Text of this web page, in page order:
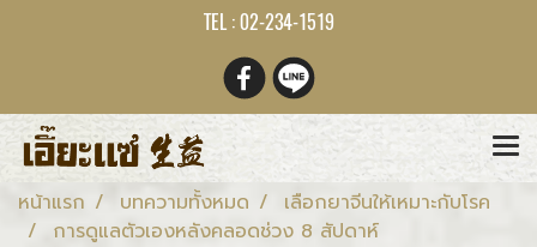
TEL : 02-234-1519
หน้าแรก บทความทั้งหมด
เลือกยาจีนให้เหมาะกับโรค
การดูแลตัวเองหลังคลอดช่วง 8 สัปดาห์